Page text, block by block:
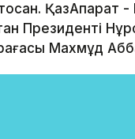
ҚазАқпарат
Президенті
Махмұд